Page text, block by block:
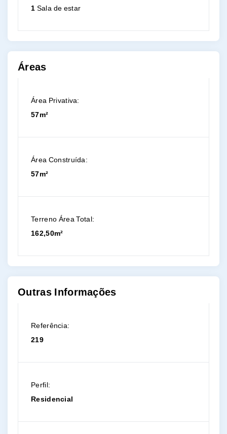
1 Sala de estar
Áreas
Área Privativa:
57m²
Área Construída:
57m²
Terreno Área Total:
162,50m²
Outras Informações
Referência:
219
Perfil:
Residencial